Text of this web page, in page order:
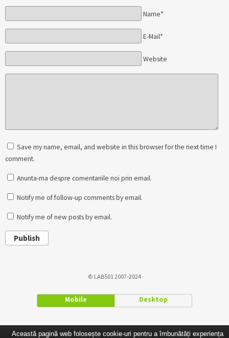
Name*
E-Mail*
Website
Save my name, email, and website in this browser for the next time I
comment.
Anunta-ma despre comentariile noi prin email.
Notify me of follow-up comments by email.
Notify me of new posts by email.
Publish
© LAB501 2007-2024
Mobile Desktop
Această pagină web folosește cookie-uri pentru a îmbunătăți experiența